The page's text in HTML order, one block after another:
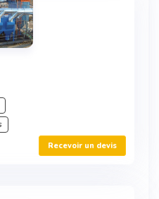
Recevoir un devis